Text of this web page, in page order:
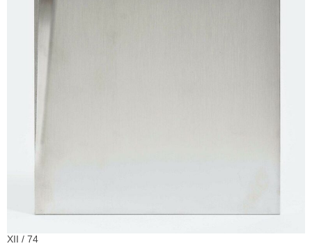
XII / 74